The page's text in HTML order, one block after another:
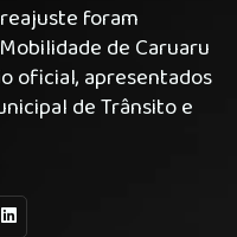
foram
de Caruaru
oficial, apresentados
de Trânsito e